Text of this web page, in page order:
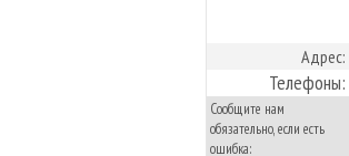
Адрес:
Телефоны:
Сообщите нам
обязательно, если есть
ошибка: